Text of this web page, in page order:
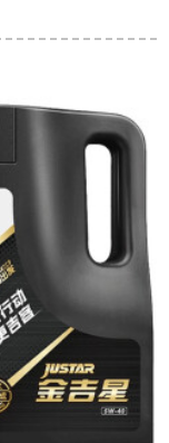
ス原装入力